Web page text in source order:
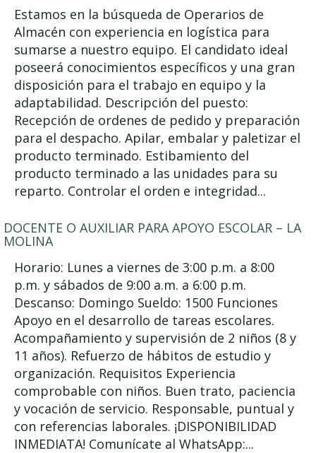
Estamos en la búsqueda de Operarios de
Almacén con experiencia en logística para
sumarse a nuestro equipo. El candidato ideal
poseerá conocimientos específicos y una gran
disposición para el trabajo en equipo y la
adaptabilidad. Descripción del puesto:
Recepción de ordenes de pedido y preparación
para el despacho. Apilar, embalar y paletizar el
producto terminado. Estibamiento del
producto terminado a las unidades para su
reparto. Controlar el orden e integridad...
DOCENTE O AUXILIAR PARA APOYO ESCOLAR – LA
MOLINA
Horario: Lunes a viernes de 3:00 p.m. a 8:00
p.m. y sábados de 9:00 a.m. a 6:00 p.m.
Descanso: Domingo Sueldo: 1500 Funciones
Apoyo en el desarrollo de tareas escolares.
Acompañamiento y supervisión de 2 niños (8 y
11 años). Refuerzo de hábitos de estudio y
organización. Requisitos Experiencia
comprobable con niños. Buen trato, paciencia
y vocación de servicio. Responsable, puntual y
con referencias laborales. ¡DISPONIBILIDAD
INMEDIATA! Comunícate al WhatsApp:...